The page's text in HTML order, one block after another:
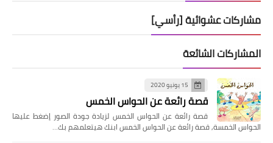
مشاركات عشوائية [رأسي]
المشاركات الشائعة
15 يونيو 2020
قصة رائعة عن الحواس الخمس
قصة رائعة عن الحواس الخمس لزيادة جودة الصور إضغط عليها
الحواس الخمسة, قصة رائعة عن الحواس الخمس ابنك هيتعلمهم بك…